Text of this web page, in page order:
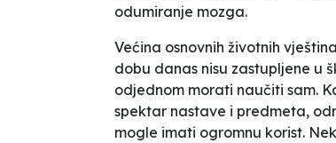
odumiranje mozga.
Većina osnovnih životnih
dobu danas nisu zastupljene u
odjednom morati naučiti sam.
spektar nastave i predmeta,
mogle imati ogromnu korist.